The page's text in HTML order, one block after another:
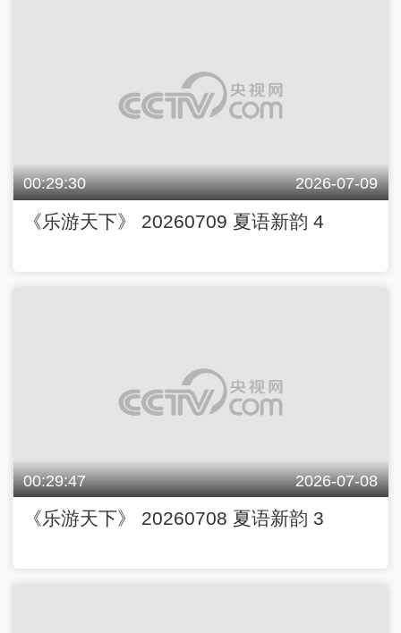
00:29:30 2026-07-09
《乐游天下》 20260709 夏语新韵 4
00:29:47 2026-07-08
《乐游天下》 20260708 夏语新韵 3